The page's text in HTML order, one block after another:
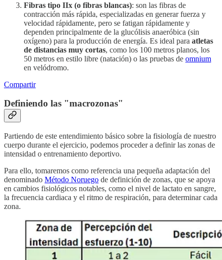
Fibras tipo IIx (o fibras blancas): son las fibras de
contracción más rápida, especializadas en generar fuerza y
velocidad rápidamente, pero se fatigan rápidamente y
dependen principalmente de la glucólisis anaeróbica (sin
oxígeno) para la producción de energía. Es ideal para atletas
de distancias muy cortas, como los 100 metros planos, los
50 metros en estilo libre (natación) o las pruebas de omnium
en velódromo.
Compartir
Definiendo las "macrozonas"
Partiendo de este entendimiento básico sobre la fisiología de nuestro
cuerpo durante el ejercicio, podemos proceder a definir las zonas de
intensidad o entrenamiento deportivo.
Para ello, tomaremos como referencia una pequeña adaptación del
denominado Método Noruego de definición de zonas, que se apoya
en cambios fisiológicos notables, como el nivel de lactato en sangre,
la frecuencia cardiaca y el ritmo de respiración, para determinar cada
zona.